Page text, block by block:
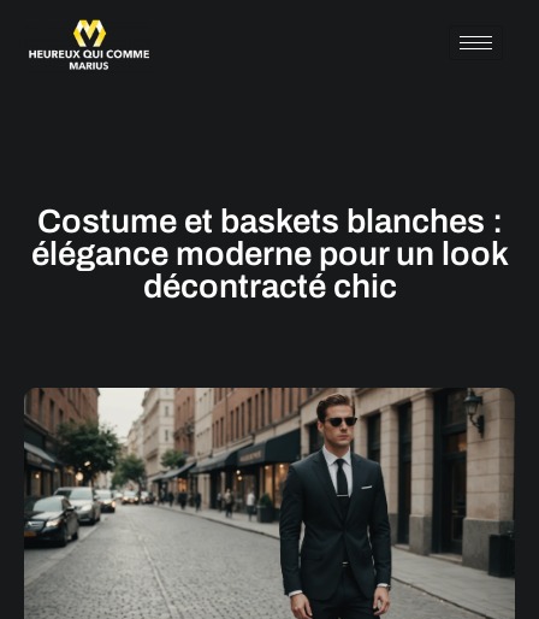
Costume et baskets blanches :
élégance moderne pour un look
décontracté chic